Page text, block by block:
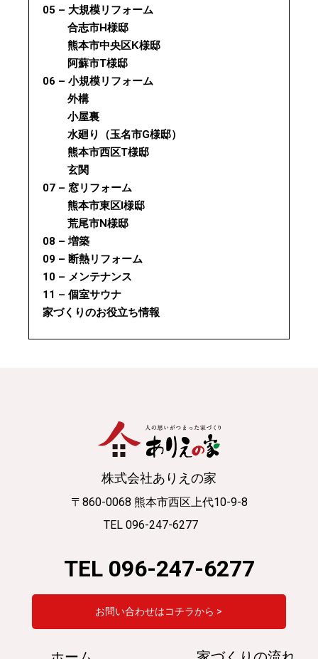
05 – 大規模リフォーム
合志市H様邸
熊本市中央区K様邸
阿蘇市T様邸
06 – 小規模リフォーム
外構
小屋裏
水廻り（玉名市G様邸）
熊本市西区T様邸
玄関
07 – 窓リフォーム
熊本市東区I様邸
荒尾市N様邸
08 – 増築
09 – 断熱リフォーム
10 – メンテナンス
11 – 個室サウナ
家づくりのお役立ち情報
株式会社ありえの家
〒860-0068 熊本市西区上代10-9-8
TEL 096-247-6277
TEL 096-247-6277
お問い合わせはコチラから >